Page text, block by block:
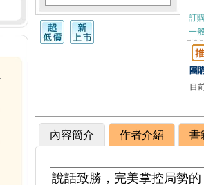
訂
一
團
目
內容簡介 作者介紹 書